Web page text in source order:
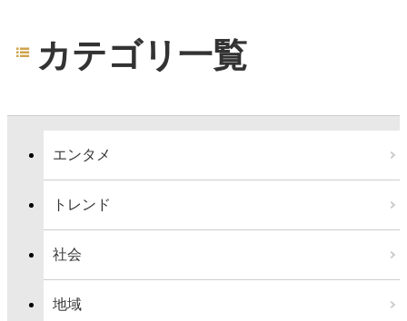
カテゴリ一覧
エンタメ
トレンド
社会
地域